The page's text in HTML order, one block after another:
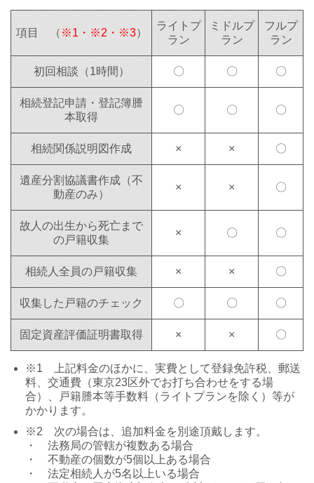
項目 （※1・※2・※3）
ライトプ
ラン
ミドルプ
ラン
フルプ
ラン
初回相談（1時間） 〇 〇 〇
相続登記申請・登記簿謄
本取得
〇 〇 〇
相続関係説明図作成 × × 〇
遺産分割協議書作成（不
動産のみ）
× × 〇
故人の出生から死亡まで
の戸籍収集
× 〇 〇
相続人全員の戸籍収集 × × 〇
収集した戸籍のチェック 〇 〇 〇
固定資産評価証明書取得 × × 〇
※1 上記料金のほかに、実費として登録免許税、郵送
料、交通費（東京23区外でお打ち合わせをする場
合）、戸籍謄本等手数料（ライトプランを除く）等が
かかります。
※2 次の場合は、追加料金を別途頂戴します。
・ 法務局の管轄が複数ある場合
・ 不動産の個数が5個以上ある場合
・ 法定相続人が5名以上いる場合